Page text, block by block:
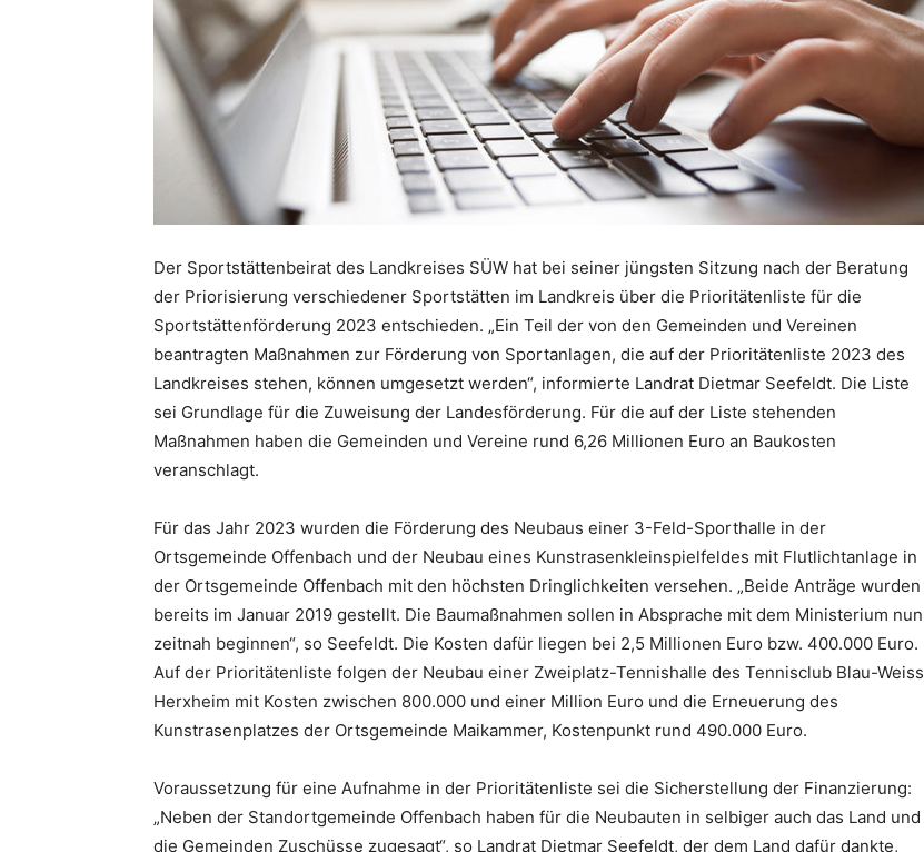
Der Sportstättenbeirat des Landkreises SÜW hat bei seiner jüngsten Sitzung nach der Beratung
der Priorisierung verschiedener Sportstätten im Landkreis über die Prioritätenliste für die
Sportstättenförderung 2023 entschieden. „Ein Teil der von den Gemeinden und Vereinen
beantragten Maßnahmen zur Förderung von Sportanlagen, die auf der Prioritätenliste 2023 des
Landkreises stehen, können umgesetzt werden“, informierte Landrat Dietmar Seefeldt. Die Liste
sei Grundlage für die Zuweisung der Landesförderung. Für die auf der Liste stehenden
Maßnahmen haben die Gemeinden und Vereine rund 6,26 Millionen Euro an Baukosten
veranschlagt.
Für das Jahr 2023 wurden die Förderung des Neubaus einer 3-Feld-Sporthalle in der
Ortsgemeinde Offenbach und der Neubau eines Kunstrasenkleinspielfeldes mit Flutlichtanlage in
der Ortsgemeinde Offenbach mit den höchsten Dringlichkeiten versehen. „Beide Anträge wurden
bereits im Januar 2019 gestellt. Die Baumaßnahmen sollen in Absprache mit dem Ministerium nun
zeitnah beginnen“, so Seefeldt. Die Kosten dafür liegen bei 2,5 Millionen Euro bzw. 400.000 Euro.
Auf der Prioritätenliste folgen der Neubau einer Zweiplatz-Tennishalle des Tennisclub Blau-Weiss
Herxheim mit Kosten zwischen 800.000 und einer Million Euro und die Erneuerung des
Kunstrasenplatzes der Ortsgemeinde Maikammer, Kostenpunkt rund 490.000 Euro.
Voraussetzung für eine Aufnahme in der Prioritätenliste sei die Sicherstellung der Finanzierung:
„Neben der Standortgemeinde Offenbach haben für die Neubauten in selbiger auch das Land und
die Gemeinden Zuschüsse zugesagt“, so Landrat Dietmar Seefeldt, der dem Land dafür dankte,